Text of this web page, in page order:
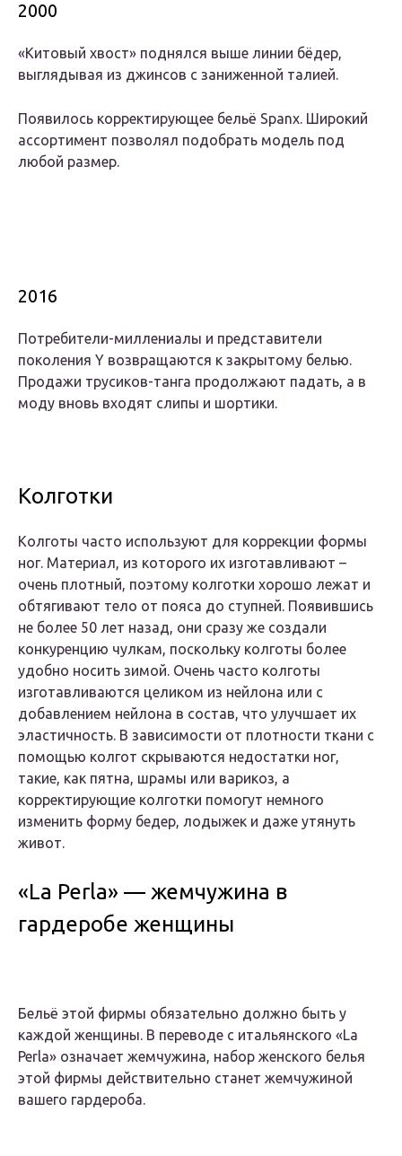
2000
«Китовый хвост» поднялся выше линии бёдер,
выглядывая из джинсов с заниженной талией.
Появилось корректирующее бельё Spanx. Широкий
ассортимент позволял подобрать модель под
любой размер.
2016
Потребители-миллениалы и представители
поколения Y возвращаются к закрытому белью.
Продажи трусиков-танга продолжают падать, а в
моду вновь входят слипы и шортики.
Колготки
Колготы часто используют для коррекции формы
ног. Материал, из которого их изготавливают –
очень плотный, поэтому колготки хорошо лежат и
обтягивают тело от пояса до ступней. Появившись
не более 50 лет назад, они сразу же создали
конкуренцию чулкам, поскольку колготы более
удобно носить зимой. Очень часто колготы
изготавливаются целиком из нейлона или с
добавлением нейлона в состав, что улучшает их
эластичность. В зависимости от плотности ткани с
помощью колгот скрываются недостатки ног,
такие, как пятна, шрамы или варикоз, а
корректирующие колготки помогут немного
изменить форму бедер, лодыжек и даже утянуть
живот.
«La Perla» — жемчужина в
гардеробе женщины
Бельё этой фирмы обязательно должно быть у
каждой женщины. В переводе с итальянского «La
Perla» означает жемчужина, набор женского белья
этой фирмы действительно станет жемчужиной
вашего гардероба.